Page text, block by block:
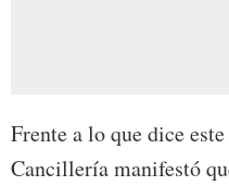
Frente a lo que dice
Cancillería manifestó